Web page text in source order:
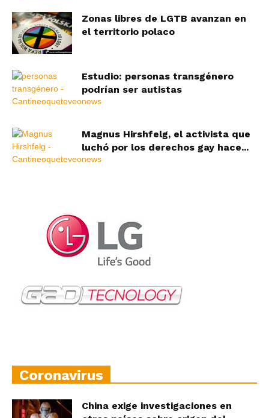
Zonas libres de LGTB avanzan en
el territorio polaco
Estudio: personas transgénero
podrían ser autistas
Magnus Hirshfelg, el activista que
luchó por los derechos gay hace...
Coronavirus
China exige investigaciones en